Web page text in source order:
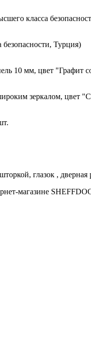
класса
Турция)
10 мм, цвет "Графит
зеркалом, цвет
глазок ,
магазине